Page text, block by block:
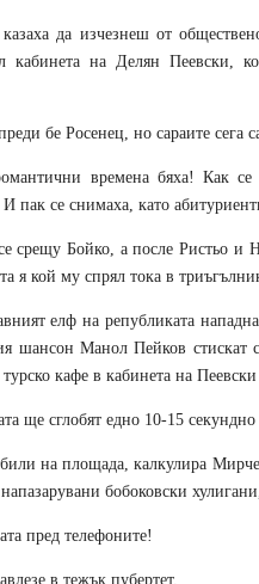
казаха да изчезнеш от
кабинета на Делян Пеевски,
бе Росенец, но сараите сега
времена бяха! Как
пак се снимаха, като
срещу Бойко, а после Ристьо и
я кой му спрял тока в
елф на републиката
шансон Манол Пейков стискат
кафе в кабинета на
ще сглобят едно 10-15
на площада, калкулира
бобоковски
пред телефоните!
в тежък пубертет.